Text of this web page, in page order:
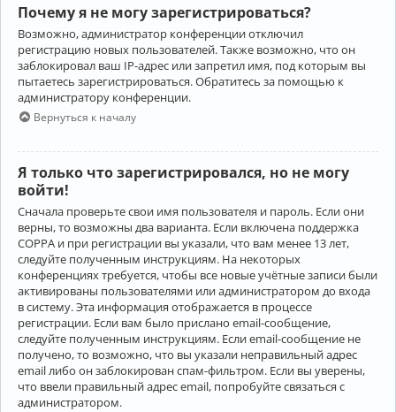
Почему я не могу зарегистрироваться?
Возможно, администратор конференции отключил
регистрацию новых пользователей. Также возможно, что он
заблокировал ваш IP-адрес или запретил имя, под которым вы
пытаетесь зарегистрироваться. Обратитесь за помощью к
администратору конференции.
Вернуться к началу
Я только что зарегистрировался, но не могу
войти!
Сначала проверьте свои имя пользователя и пароль. Если они
верны, то возможны два варианта. Если включена поддержка
COPPA и при регистрации вы указали, что вам менее 13 лет,
следуйте полученным инструкциям. На некоторых
конференциях требуется, чтобы все новые учётные записи были
активированы пользователями или администратором до входа
в систему. Эта информация отображается в процессе
регистрации. Если вам было прислано email-сообщение,
следуйте полученным инструкциям. Если email-сообщение не
получено, то возможно, что вы указали неправильный адрес
email либо он заблокирован спам-фильтром. Если вы уверены,
что ввели правильный адрес email, попробуйте связаться с
администратором.